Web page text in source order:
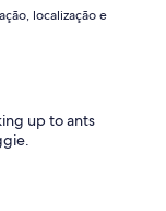
localização e
up to ants